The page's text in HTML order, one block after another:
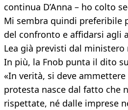
continua D’Anna – ho colto
Mi sembra quindi preferibile
del confronto e affidarsi agli
Lea già previsti dal ministero
In più, la Fnob punta il dito
«In verità, si deve
protesta nasce dal fatto che
rispettate, né dalle imprese